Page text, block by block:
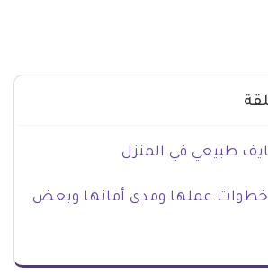
طبيعي في المنزل
عملها ومدى أمانها وبعض